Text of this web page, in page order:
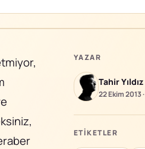
YAZAR
Tahir Yıldız
22 Ekim 2013·
ETIKETLER